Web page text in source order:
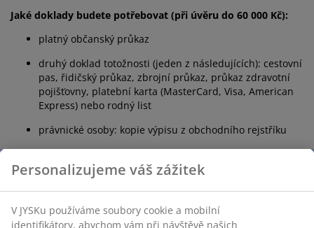
Jaké doklady budete potřebovat (při úvěru do 60 000 Kč):
platný občanský průkaz
druhý doklad totožnosti (jeden z následujících): cestovní
pas, řidičský průkaz, zbrojní průkaz, průkaz zdravotní
pojišťovny, platební karta (MasterCard, Visa, American
Express) nebo rodný list
právnické osoby: kopie výpisu z obchodního rejstříku
Příklad financování k 1.6.2017:
Personalizujeme váš zážitek
V JYSKu používáme soubory cookie a mobilní
identifikátory, abychom vám při návštěvě našich